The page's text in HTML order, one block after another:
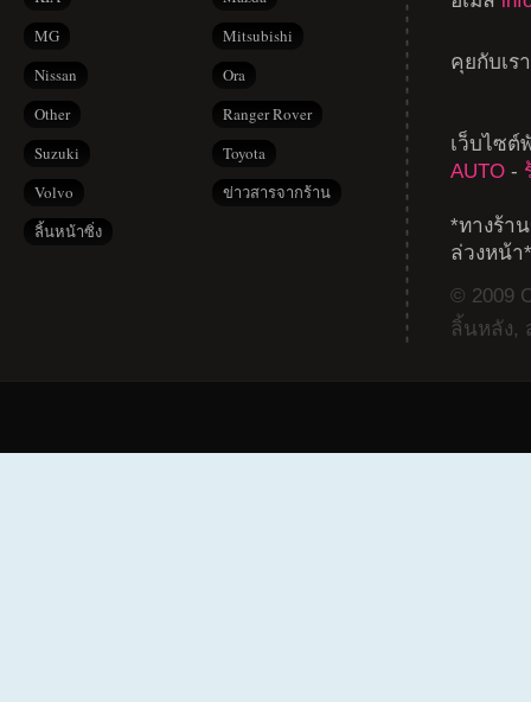
MG
Mitsubishi
Nissan
Ora
Other
Ranger Rover
Suzuki
Toyota
Volvo
ข่าวสารจากร้าน
ลิ้นหน้าซิ่ง
คุยกับเร
เว็บไซ
AUTO -
*ทางร้า
ล่วงหน้า*
© 2009
ลิ้นหลัง,